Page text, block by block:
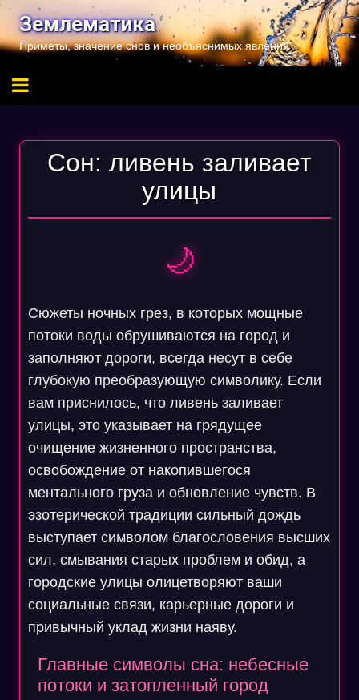
Перейти
содержимому
Землематика
Приметы, значение снов и необъяснимых явлений
Сон: ливень заливает
улицы
🌙
Сюжеты ночных грез, в которых мощные
потоки воды обрушиваются на город и
заполняют дороги, всегда несут в себе
глубокую преобразующую символику. Если
вам приснилось, что ливень заливает
улицы, это указывает на грядущее
очищение жизненного пространства,
освобождение от накопившегося
ментального груза и обновление чувств. В
эзотерической традиции сильный дождь
выступает символом благословения высших
сил, смывания старых проблем и обид, а
городские улицы олицетворяют ваши
социальные связи, карьерные дороги и
привычный уклад жизни наяву.
Главные символы сна: небесные
потоки и затопленный город